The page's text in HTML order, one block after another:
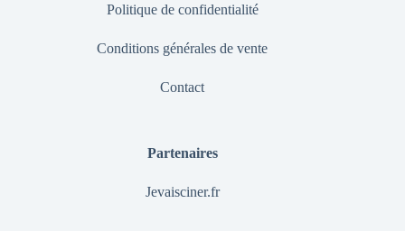
Politique de confidentialité
Conditions générales de vente
Contact
Partenaires
Jevaisciner.fr